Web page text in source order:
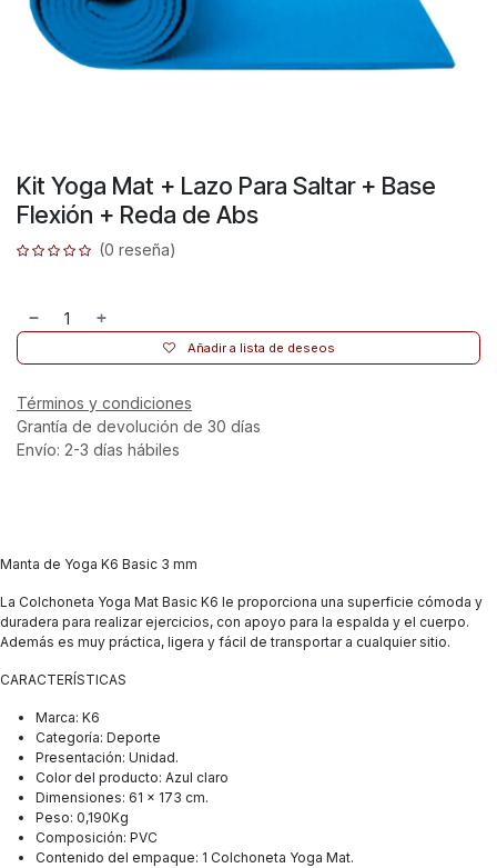
Kit Yoga Mat + Lazo Para Saltar + Base
Flexión + Reda de Abs
(0 reseña)
Añadir a lista de deseos
Términos y condiciones
Grantía de devolución de 30 días
Envío: 2-3 días hábiles
Manta de Yoga K6 Basic 3 mm
La Colchoneta Yoga Mat Basic K6 le proporciona una superficie cómoda y
duradera para realizar ejercicios, con apoyo para la espalda y el cuerpo.
Además es muy práctica, ligera y fácil de transportar a cualquier sitio.
CARACTERÍSTICAS
Marca: K6
Categoría: Deporte
Presentación: Unidad.
Color del producto: Azul claro
Dimensiones: 61 x 173 cm.
Peso: 0,190Kg
Composición: PVC
Contenido del empaque: 1 Colchoneta Yoga Mat.